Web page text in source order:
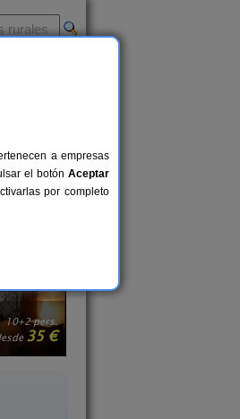
a
Rural Roca Pintada
(Valladolid)
a empresas
el botón Aceptar
por completo